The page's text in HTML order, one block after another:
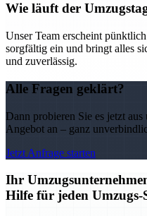
Wie läuft der
Unser Team erscheint
sorgfältig ein und bringt alles
und zuverlässig.
Alle Fragen geklärt?
Dann probieren Sie es jetzt
Angebot an – ganz
Jetzt Anfrage starten
Ihr
Hilfe für jeden